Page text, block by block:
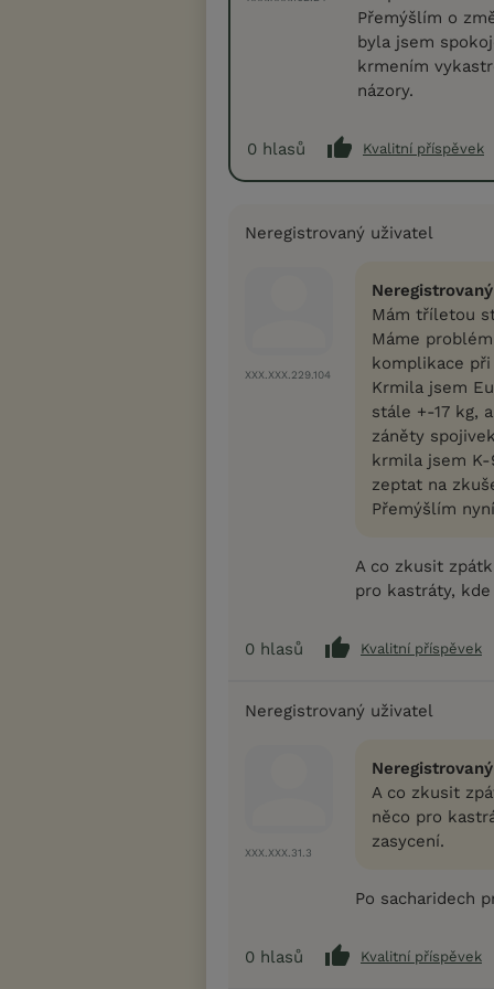
Přemýšlím o
byla jsem
krmením
názory.
0 hlasů Kvalitní příspěvek
Neregistrovaný uživatel
XXX.XXX.229.104
Mám tříletou
Máme
komplikace při
Krmila jsem
stále +-17 kg,
záněty
krmila jsem
zeptat na
Přemýšlím
A co zkusit
pro kastráty,
0 hlasů Kvalitní příspěvek
Neregistrovaný uživatel
XXX.XXX.31.3
A co zkusit
něco pro
zasycení.
Po sacharidech
0 hlasů Kvalitní příspěvek